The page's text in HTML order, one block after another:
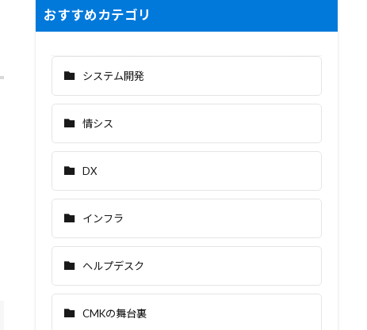
おすすめカテゴリ
システム開発
情シス
DX
インフラ
ヘルプデスク
CMKの舞台裏